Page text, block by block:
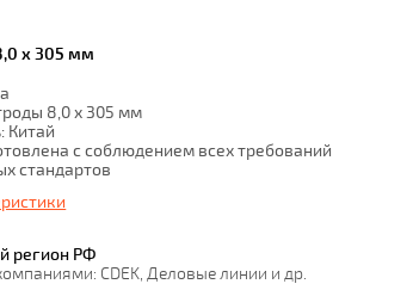
х 305 мм
8,0 х 305 мм
Китай
с соблюдением всех требований
стандартов
регион РФ
CDEK, Деловые линии и др.